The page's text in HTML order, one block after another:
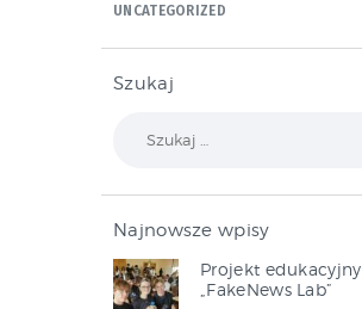
UNCATEGORIZED
Szukaj
Najnowsze wpisy
Projekt edukacyjny
„FakeNews Lab”